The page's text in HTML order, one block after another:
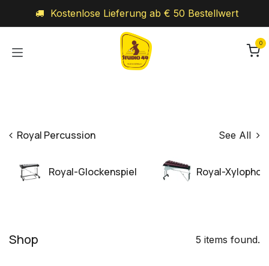
Kostenlose Lieferung ab € 50 Bestellwert
0
Royal Percussion See All
Royal-Glockenspiel Royal-Xylophon
Shop 5 items found.